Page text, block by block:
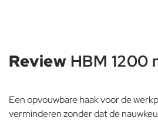
Review HBM 1200
Een opvouwbare haak voor de
verminderen zonder dat de